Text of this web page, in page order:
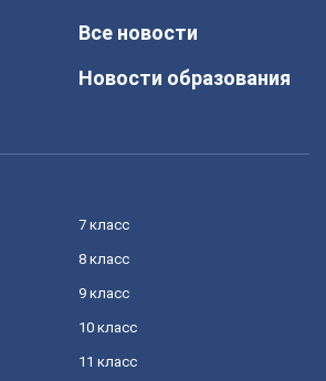
Все новости
Новости образования
7 класс
8 класс
9 класс
10 класс
11 класс